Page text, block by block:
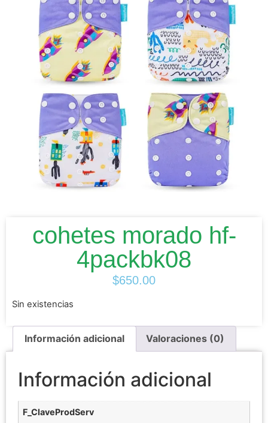
cohetes morado hf-
4packbk08
$650.00
Sin existencias
Información adicional Valoraciones (0)
Información adicional
F_ClaveProdServ